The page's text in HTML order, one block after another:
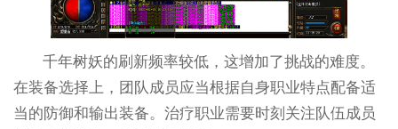
千年树妖的刷新频率较低，这增加了挑战的难度。
在装备选择上，团队成员应当根据自身职业特点配备适
当的防御和输出装备。治疗职业需要时刻关注队伍成员